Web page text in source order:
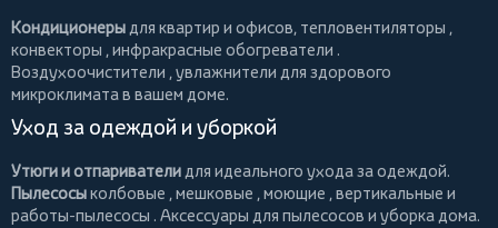
Кондиционерыдля квартир и офисов, тепловентиляторы ,
конвекторы ,инфракрасные обогреватели .
Воздухоочистители , увлажнители для здорового
микроклимата в вашем доме.
Уход за одеждой и уборкой
Утюги и отпаривателидля идеального ухода за одеждой.
Пылесосыколбовые ,мешковые ,моющие ,вертикальные и
работы-пылесосы . Аксессуары для пылесосов и уборка дома.